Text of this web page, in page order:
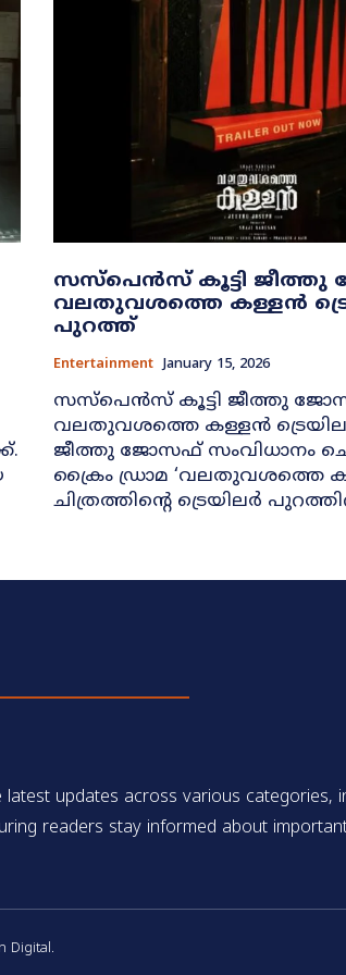
സസ്പെൻസ് കൂട്ടി ജീത്തു
വലതുവശത്തെ കള്ളൻ
പുറത്ത്
Entertainment January 15, 2026
സസ്പെൻസ് കൂട്ടി ജീത്തു
വലതുവശത്തെ കള്ളൻ
ജീത്തു ജോസഫ് സംവിധാനം
ക്രൈം ഡ്രാമ ‘വലതുവശത്തെ
updates across various
readers stay informed about
Digital.